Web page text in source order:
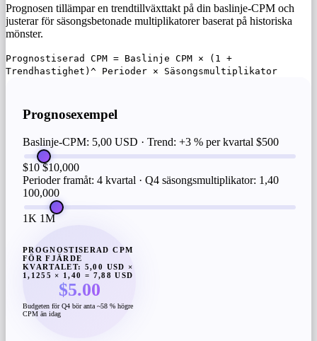
Prognosen tillämpar en trendtillväxttakt på din baslinje-CPM och
justerar för säsongsbetonade multiplikatorer baserat på historiska
mönster.
Prognostiserad CPM = Baslinje CPM × (1 +
Trendhastighet)^ Perioder × Säsongsmultiplikator
Prognosexempel
Baslinje-CPM: 5,00 USD · Trend: +3 % per kvartal $500
$10 $10,000
Perioder framåt: 4 kvartal · Q4 säsongsmultiplikator: 1,40
100,000
1K 1M
PROGNOSTISERAD CPM
FÖR FJÄRDE
KVARTALET: 5,00 USD ×
1,1255 × 1,40 = 7,88 USD
$5.00
Budgeten för Q4 bör anta ~58 % högre
CPM än idag